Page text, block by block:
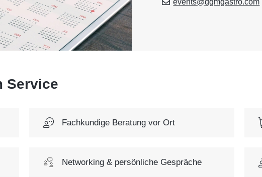
events@ggmgastro.com
Service
Fachkundige Beratung vor Ort
Networking & persönliche Gespräche